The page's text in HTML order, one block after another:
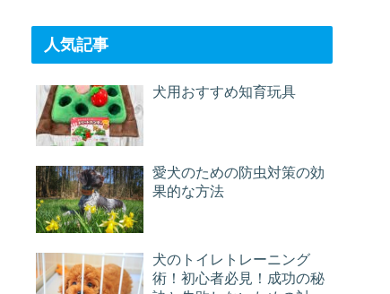
人気記事
犬用おすすめ知育玩具
愛犬のための防虫対策の効
果的な方法
犬のトイレトレーニング
術！初心者必見！成功の秘